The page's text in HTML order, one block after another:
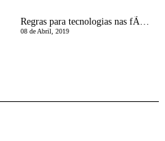
Regras para tecnologias nas fÃ©rias
08 de Abril, 2019